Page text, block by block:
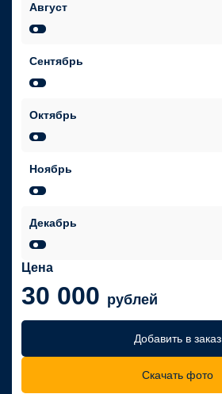
Август
Сентябрь
Октябрь
Ноябрь
Декабрь
Цена
30 000 рублей
Добавить в заказ
Скачать фото